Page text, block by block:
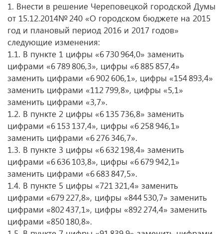
1. Внести в решение Череповецкой городской Думы
от 15.12.2014№ 240 «О городском бюджете на 2015
год и плановый период 2016 и 2017 годов»
следующие изменения:
1.1. В пункте 1 цифры «6 730 964,0» заменить
цифрами «6 789 806,3», цифры «6 885 857,4»
заменить цифрами «6 902 606,1», цифры «154 893,4»
заменить цифрами «112 799,8», цифры «5,1»
заменить цифрами «3,7».
1.2. В пункте 2 цифры «6 135 736,8» заменить
цифрами «6 153 137,4», цифры «6 258 946,1»
заменить цифрами «6 276 346,7».
1.3. В пункте 3 цифры «6 632 198,4» заменить
цифрами «6 636 103,8», цифры «6 679 942,1»
заменить цифрами «6 683 847,5».
1.4. В пункте 5 цифры «721 321,4» заменить
цифрами «679 227,8», цифры «844 530,7» заменить
цифрами «802 437,1», цифры «892 274,4» заменить
цифрами «850 180,8».